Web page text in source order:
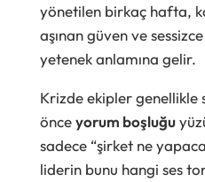
yönetilen birkaç hafta,
aşınan güven ve
yetenek anlamına gelir.
Krizde ekipler genellikle
önceyorum boşluğu
sadece “şirket ne
liderin bunu hangi ses